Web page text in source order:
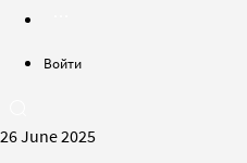
Войти
26 June 2025